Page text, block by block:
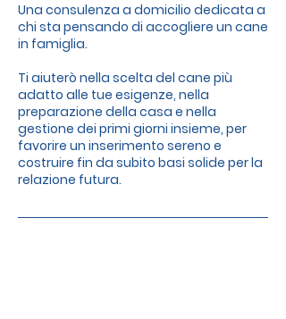
Una consulenza a domicilio dedicata a
chi sta pensando di accogliere un cane
in famiglia.
Ti aiuterò nella scelta del cane più
adatto alle tue esigenze, nella
preparazione della casa e nella
gestione dei primi giorni insieme, per
favorire un inserimento sereno e
costruire fin da subito basi solide per la
relazione futura.